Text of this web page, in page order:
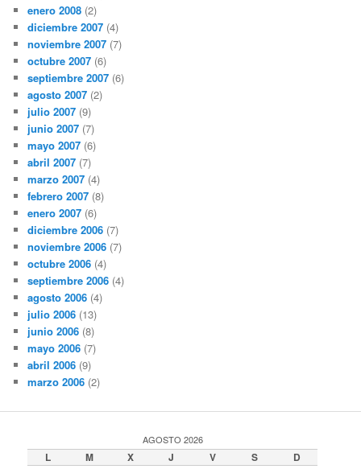
enero 2008 (2)
diciembre 2007 (4)
noviembre 2007 (7)
octubre 2007 (6)
septiembre 2007 (6)
agosto 2007 (2)
julio 2007 (9)
junio 2007 (7)
mayo 2007 (6)
abril 2007 (7)
marzo 2007 (4)
febrero 2007 (8)
enero 2007 (6)
diciembre 2006 (7)
noviembre 2006 (7)
octubre 2006 (4)
septiembre 2006 (4)
agosto 2006 (4)
julio 2006 (13)
junio 2006 (8)
mayo 2006 (7)
abril 2006 (9)
marzo 2006 (2)
AGOSTO 2026
L M X J V S D